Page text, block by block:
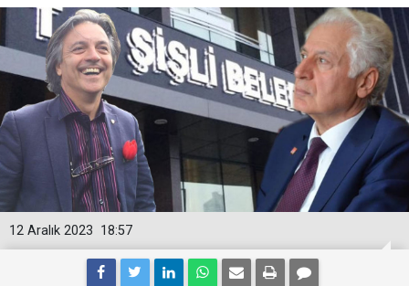
18:57
12 Aralık 2023